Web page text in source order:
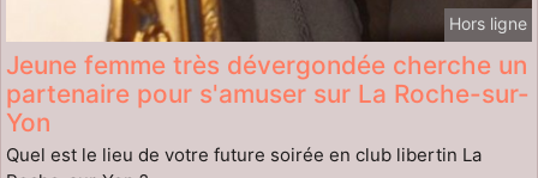
Hors ligne
Jeune femme très dévergondée cherche un
partenaire pour s'amuser sur La Roche-sur-
Yon
Quel est le lieu de votre future soirée en club libertin La